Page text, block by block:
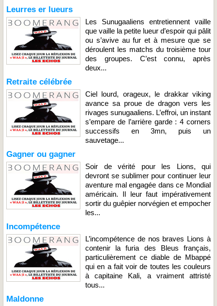
Leurres er lueurs
Les Sunugaaliens entretiennent vaille
que vaille la petite lueur d’espoir qui pâlit
ou s’avive au fur et à mesure que se
déroulent les matchs du troisième tour
des groupes. C’est connu, après
deux...
Retraite célébrée
Ciel lourd, orageux, le drakkar viking
avance sa proue de dragon vers les
rivages sunugaaliens. L’effroi, un instant
s’empare de l’arrière garde : 4 corners
successifs en 3mn, puis un
sauvetage...
Gagner ou gagner
Soir de vérité pour les Lions, qui
devront se sublimer pour continuer leur
aventure mal engagée dans ce Mondial
américain. Il leur faut impérativement
sortir du guêpier norvégien et empocher
les...
Incompétence
L’incompétence de nos braves Lions à
contenir la furia des Bleus français,
particulièrement ce diable de Mbappé
qui en a fait voir de toutes les couleurs
à capitaine Kali, a vraiment attristé
tous...
Maldonne